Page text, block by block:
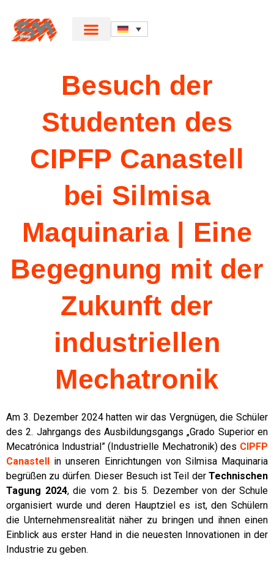
Besuch der
Studenten des
CIPFP Canastell
bei Silmisa
Maquinaria | Eine
Begegnung mit der
Zukunft der
industriellen
Mechatronik
Am 3. Dezember 2024 hatten wir das Vergnügen, die Schüler
des 2. Jahrgangs des Ausbildungsgangs „Grado Superior en
Mecatrónica Industrial” (Industrielle Mechatronik) des CIPFP
Canastell in unseren Einrichtungen von Silmisa Maquinaria
begrüßen zu dürfen. Dieser Besuch ist Teil der Technischen
Tagung 2024, die vom 2. bis 5. Dezember von der Schule
organisiert wurde und deren Hauptziel es ist, den Schülern
die Unternehmensrealität näher zu bringen und ihnen einen
Einblick aus erster Hand in die neuesten Innovationen in der
Industrie zu geben.